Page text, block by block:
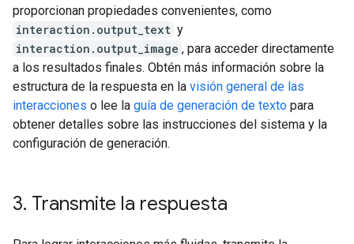
proporcionan propiedades convenientes, como
interaction.output_text y
interaction.output_image , para acceder directamente
a los resultados finales. Obtén más información sobre la
estructura de la respuesta en la visión general de las
interacciones o lee la guía de generación de texto para
obtener detalles sobre las instrucciones del sistema y la
configuración de generación.
3. Transmite la respuesta